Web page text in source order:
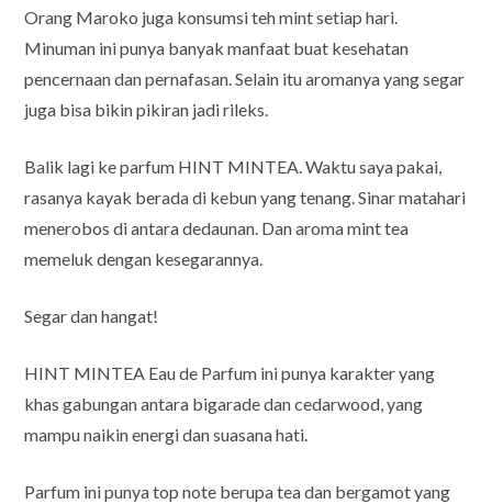
Orang Maroko juga konsumsi teh mint setiap hari.
Minuman ini punya banyak manfaat buat kesehatan
pencernaan dan pernafasan. Selain itu aromanya yang segar
juga bisa bikin pikiran jadi rileks.
Balik lagi ke parfum HINT MINTEA. Waktu saya pakai,
rasanya kayak berada di kebun yang tenang. Sinar matahari
menerobos di antara dedaunan. Dan aroma mint tea
memeluk dengan kesegarannya.
Segar dan hangat!
HINT MINTEA Eau de Parfum ini punya karakter yang
khas gabungan antara bigarade dan cedarwood, yang
mampu naikin energi dan suasana hati.
Parfum ini punya top note berupa tea dan bergamot yang